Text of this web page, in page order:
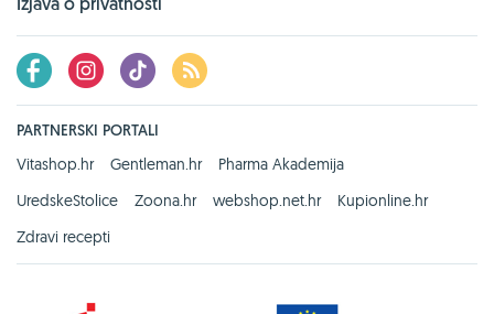
PARTNERSKI PORTALI
Vitashop.hr
Gentleman.hr
Pharma Akademija
UredskeStolice
Zoona.hr webshop.net.hr
Kupionline.hr
Zdravi recepti